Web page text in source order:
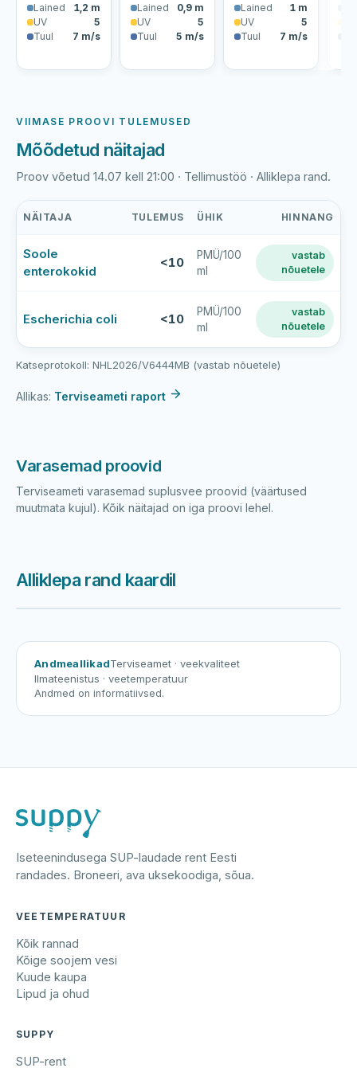
Lained
1,2 m
UV
5
Tuul
7 m/s
Lained
0,9 m
UV
5
Tuul
5 m/s
Lained
1 m
UV
5
Tuul
7 m/s
VIIMASE PROOVI TULEMUSED
Mõõdetud näitajad
Proov võetud 14.07 kell 21:00 · Tellimustöö · Alliklepa rand.
ranna
viimase
mõõtmistulemused
NÄITAJA TULEMUS ÜHIK HINNANG
Soole
enterokokid
<10
PMÜ/100
ml
vastab
nõuetele
Escherichia coli <10
PMÜ/100
ml
vastab
nõuetele
Katseprotokoll: NHL2026/V6444MB (vastab nõuetele)
Allikas: Terviseameti raport
Varasemad proovid
Terviseameti varasemad suplusvee proovid (väärtused
muutmata kujul). Kõik näitajad on iga proovi lehel.
Alliklepa rand kaardil
AndmeallikadTerviseamet · veekvaliteet
Ilmateenistus · veetemperatuur
Andmed on informatiivsed.
Iseteenindusega SUP-laudade rent Eesti
randades. Broneeri, ava uksekoodiga, sõua.
VEETEMPERATUUR
Kõik rannad
Kõige soojem vesi
Kuude kaupa
Lipud ja ohud
SUPPY
SUP-rent